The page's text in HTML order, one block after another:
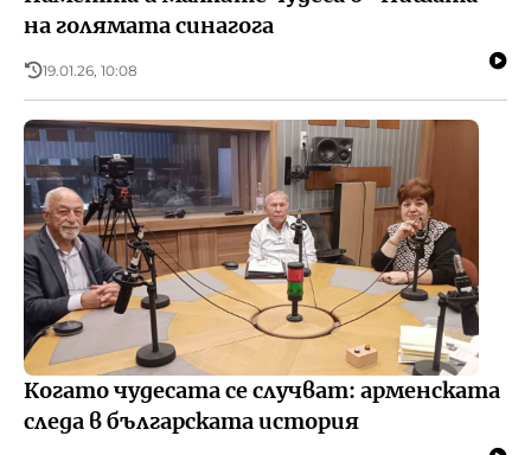
на голямата синагога
19.01.26, 10:08
Когато чудесата се случват: арменската
следа в българската история